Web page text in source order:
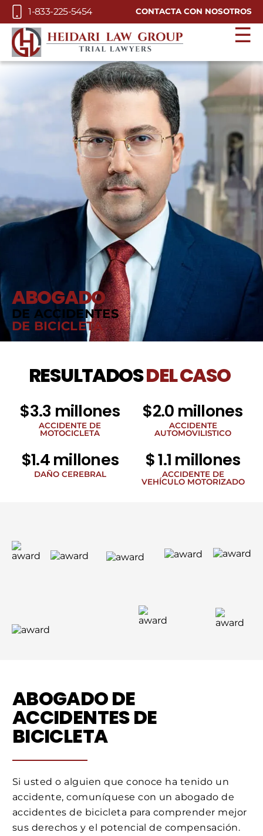
Skip to Main Content
1-833-225-5454 CONTACTA CON NOSOTROS
☰
ABOGADO
DE ACCIDENTES
DE BICICLETA
RESULTADOSDEL CASO
$3.3 millones
ACCIDENTE DE
MOTOCICLETA
$2.0 millones
ACCIDENTE
AUTOMOVILISTICO
$1.4 millones
DAÑO CEREBRAL
$ 1.1 millones
ACCIDENTE DE
VEHÍCULO MOTORIZADO
ABOGADO DE
ACCIDENTES DE
BICICLETA
Si usted o alguien que conoce ha tenido un
accidente, comuníquese con un abogado de
accidentes de bicicleta para comprender mejor
sus derechos y el potencial de compensación.